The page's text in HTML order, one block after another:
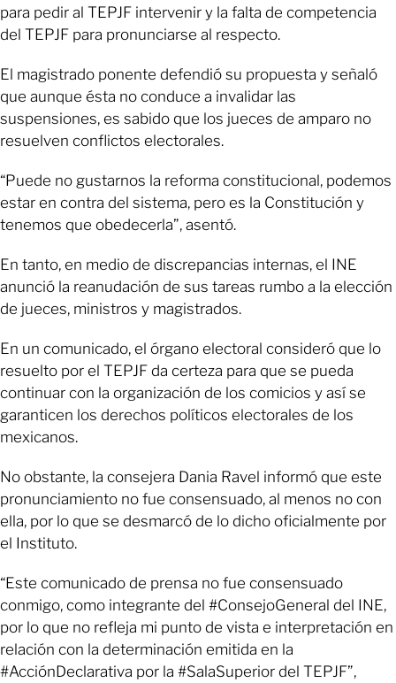
para pedir al TEPJF intervenir y la falta de competencia
del TEPJF para pronunciarse al respecto.
El magistrado ponente defendió su propuesta y señaló
que aunque ésta no conduce a invalidar las
suspensiones, es sabido que los jueces de amparo no
resuelven conflictos electorales.
“Puede no gustarnos la reforma constitucional, podemos
estar en contra del sistema, pero es la Constitución y
tenemos que obedecerla”, asentó.
En tanto, en medio de discrepancias internas, el INE
anunció la reanudación de sus tareas rumbo a la elección
de jueces, ministros y magistrados.
En un comunicado, el órgano electoral consideró que lo
resuelto por el TEPJF da certeza para que se pueda
continuar con la organización de los comicios y así se
garanticen los derechos políticos electorales de los
mexicanos.
No obstante, la consejera Dania Ravel informó que este
pronunciamiento no fue consensuado, al menos no con
ella, por lo que se desmarcó de lo dicho oficialmente por
el Instituto.
“Este comunicado de prensa no fue consensuado
conmigo, como integrante del #ConsejoGeneral del INE,
por lo que no refleja mi punto de vista e interpretación en
relación con la determinación emitida en la
#AcciónDeclarativa por la #SalaSuperior del TEPJF”,